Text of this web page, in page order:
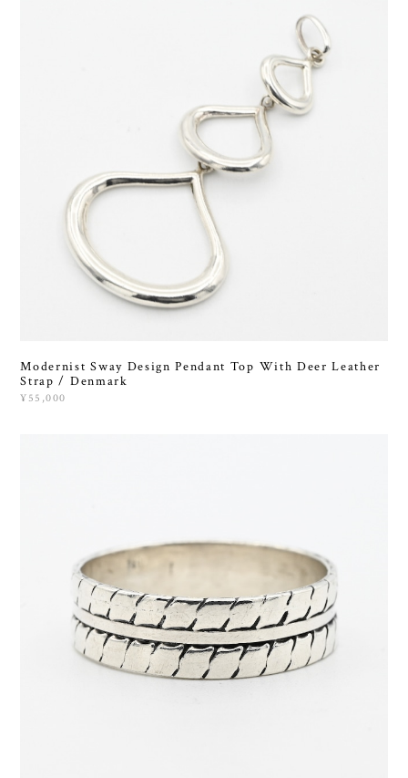
Modernist Sway Design Pendant Top With Deer Leather
Strap / Denmark
¥55,000